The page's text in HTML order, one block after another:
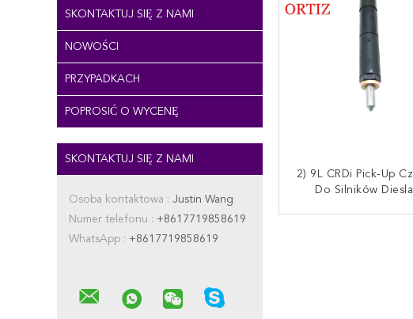
SKONTAKTUJ SIĘ Z NAMI
NOWOŚCI
PRZYPADKACH
POPROSIĆ O WYCENĘ
SKONTAKTUJ SIĘ Z NAMI
Osoba kontaktowa : Justin Wang
Numer telefonu : +8617719858619
WhatsApp : +8617719858619
2) 9L CRDi Pick-Up Części
Do Silników Diesla